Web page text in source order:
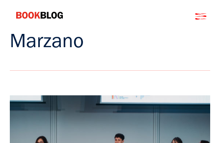
contenuto
Bookblog
Marzano